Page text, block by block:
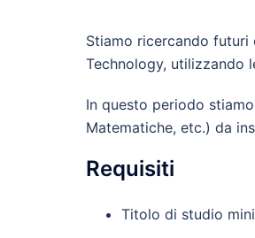
Stiamo ricercando futuri
Technology, utilizzando
In questo periodo
Matematiche, etc.) da
Requisiti
Titolo di studio